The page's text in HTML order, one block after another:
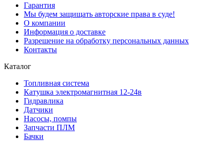
Гарантия
Мы будем защищать авторские права в суде!
О компании
Информация о доставке
Разрешение на обработку персональных данных
Контакты
Каталог
Топливная система
Катушка электромагнитная 12-24в
Гидравлика
Датчики
Насосы, помпы
Запчасти ПЛМ
Бачки